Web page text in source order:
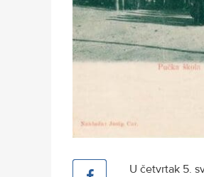
U četvrtak 5.